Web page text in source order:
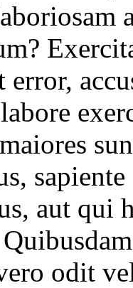
error,
aut qui
odit